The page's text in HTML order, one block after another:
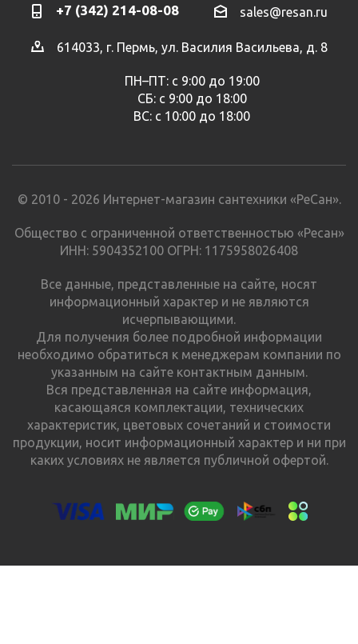
+7 (342) 214-08-08 sales@resan.ru
614033, г. Пермь, ул. Василия Васильева, д. 8
ПН–ПТ: с 9:00 до 19:00
СБ: с 9:00 до 18:00
ВС: с 10:00 до 18:00
© 2010 - 2026 Интернет-магазин сантехники «РеСан».
Общество с ограниченной ответственностью «Ресан»
ИНН: 5904352100 ОГРН: 1175958026408
Все данные, представленные на сайте, носят
информационный характер и не являются
исчерпывающими.
Для получения более подробной информации
необходимо обратиться к менеджерам компании по
указанным на сайте контактным данным.
Вся представленная на сайте информация,
касающаяся комплектации, технических
характеристик, цветовых сочетаний и стоимости
продукции, носит информационный характер и ни при
каких условиях не является публичной офертой.